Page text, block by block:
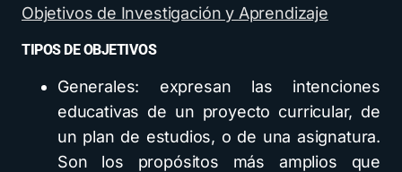
Objetivos de Investigación y Aprendizaje
TIPOS DE OBJETIVOS
Generales: expresan las intenciones
educativas de un proyecto curricular, de
un plan de estudios, o de una asignatura.
Son los propósitos más amplios que